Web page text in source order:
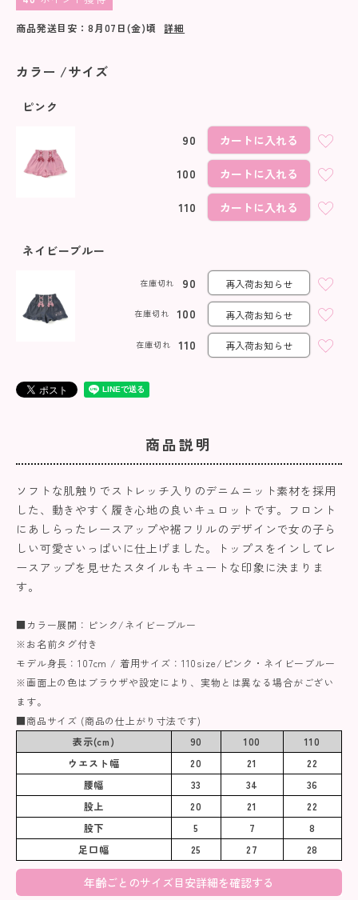
商品発送目安： 8月07日(金)頃 詳細
カラー サイズ
ピンク
90 カートに入れる
100 カートに入れる
110 カートに入れる
ネイビーブルー
90
在庫切れ 再入荷お知らせ
100
在庫切れ 再入荷お知らせ
110
在庫切れ 再入荷お知らせ
商品説明
ソフトな肌触りでストレッチ入りのデニムニット素材を採用
した、動きやすく履き心地の良いキュロットです。フロント
にあしらったレースアップや裾フリルのデザインで女の子ら
しい可愛さいっぱいに仕上げました。トップスをインしてレ
ースアップを見せたスタイルもキュートな印象に決まりま
す。
■カラー展開：ピンク/ネイビーブルー
※お名前タグ付き
モデル身長：107cm / 着用サイズ：110size/ピンク・ネイビーブルー
※画面上の色はブラウザや設定により、実物とは異なる場合がござい
ます。
■商品サイズ (商品の仕上がり寸法です)
表示(cm)
90 100
110
ウエスト幅
20 21
22
腰幅
33 34
36
股上
20 21
22
股下
5 7
8
足口幅
25 27 28
年齢ごとのサイズ目安詳細を確認する